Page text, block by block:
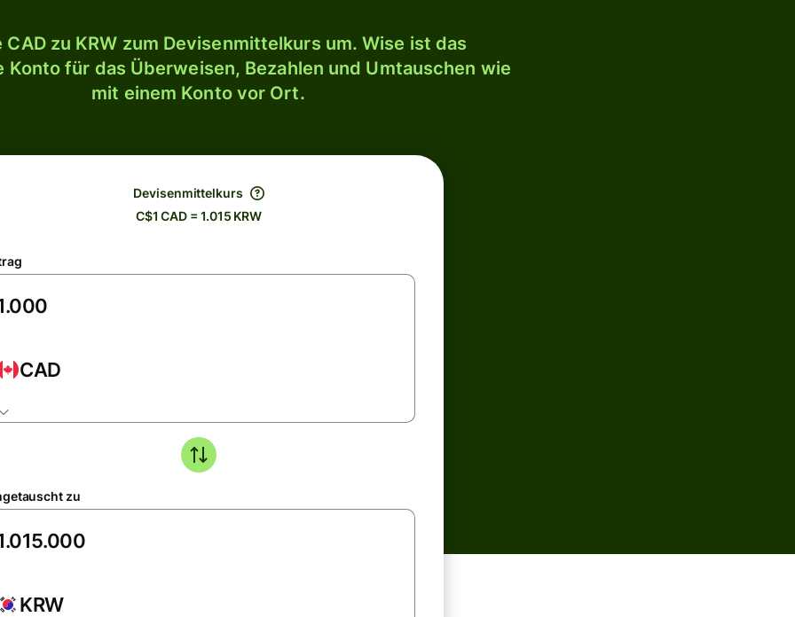
CAD zu KRW zum Devisenmittelkurs um. Wise ist das
Konto für das Überweisen, Bezahlen und Umtauschen wie
mit einem Konto vor Ort.
Devisenmittelkurs
C$1 CAD = 1.015 KRW
CAD
zu
KRW